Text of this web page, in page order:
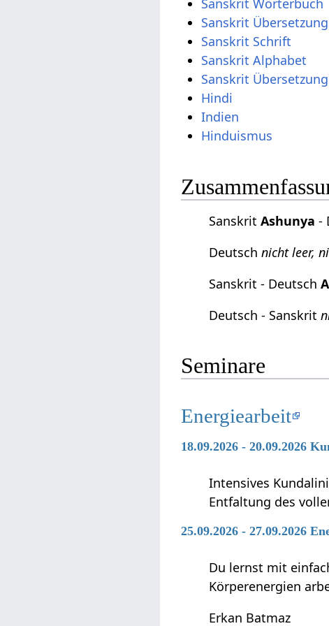
Sanskrit Wörterbuch
Sanskrit Übersetzung
Sanskrit Schrift
Sanskrit Alphabet
Sanskrit
Hindi
Indien
Hinduismus
SanskritAshunya -
Deutschnicht leer,
Sanskrit - Deutsch
Deutsch - Sanskrit
Seminare
Energiearbeit
18.09.2026 - 20.09.2026
Intensives
Entfaltung des
25.09.2026 - 27.09.2026
Du lernst mit
Körperenergien
Erkan Batmaz